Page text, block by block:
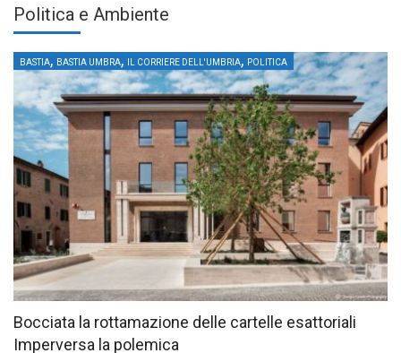
Politica e Ambiente
BASTIA, BASTIA UMBRA, IL CORRIERE DELL'UMBRIA, POLITICA
Bocciata la rottamazione delle cartelle esattoriali
Imperversa la polemica